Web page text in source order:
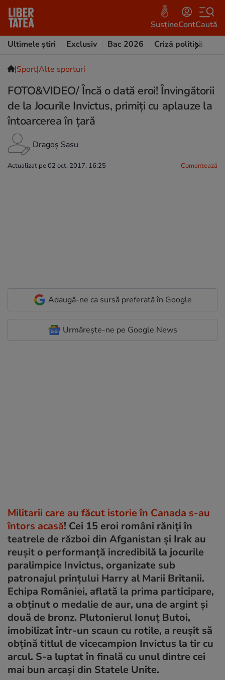
SusțineContCaută
Ultimele știri
Exclusiv Bac 2026 Criză politică
|Sport|Alte sporturi
FOTO&VIDEO/ Încă o dată eroi! Învingătorii
de la Jocurile Invictus, primiți cu aplauze la
întoarcerea în țară
Dragoș Sasu
Actualizat pe 02 oct. 2017, 16:25 Comentează
Adaugă-ne ca sursă preferată în Google
Urmărește-ne pe Google News
Militarii care au făcut istorie în Canada s-au
întors acasă! Cei 15 eroi români răniți în
teatrele de război din Afganistan și Irak au
reușit o performanță incredibilă la jocurile
paralimpice Invictus, organizate sub
patronajul prințului Harry al Marii Britanii.
Echipa României, aflată la prima participare,
a obținut o medalie de aur, una de argint și
două de bronz. Plutonierul Ionuț Butoi,
imobilizat într-un scaun cu rotile, a reușit să
obțină titlul de vicecampion Invictus la tir cu
arcul. S-a luptat în finală cu unul dintre cei
mai bun arcași din Statele Unite.